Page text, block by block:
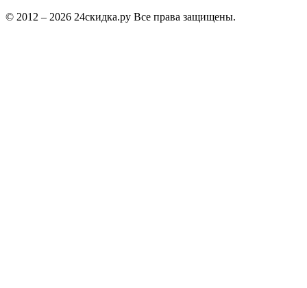
© 2012 – 2026 24скидка.ру Все права защищены.